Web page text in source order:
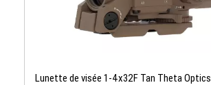
Lunette de visée 1-4x32F Tan Theta Optics